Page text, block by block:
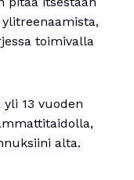
toimivalla
13 vuoden
alta.